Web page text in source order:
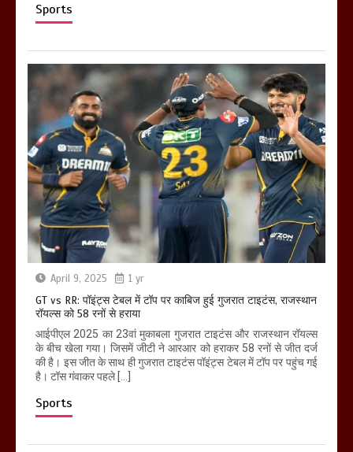
Sports
April 9, 2025 1 yr
GT vs RR: पॉइंट्स टेबल में टॉप पर काबिज हुई गुजरात टाइटंस, राजस्थान
रॉयल्स को 58 रनों से हराया
आईपीएल 2025 का 23वां मुकाबला गुजरात टाइटंस और राजस्थान रॉयल्स
के बीच खेला गया। जिसमें जीटी ने आरआर को हराकर 58 रनों से जीत दर्ज
की है। इस जीत के साथ ही गुजरात टाइटंस पॉइंट्स टेबल में टॉप पर पहुंच गई
है। टॉस गंवाकर पहले […]
Sports